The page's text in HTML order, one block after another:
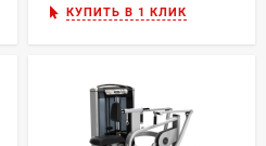
КУПИТЬ В 1 КЛИК